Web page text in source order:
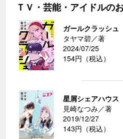
ＴＶ・芸能・アイドルの
ガールクラッシ
タヤマ碧／著
2024/07/25
154円（税込）
星屑シェアハウ
見崎なつみ／著
2019/12/27
143円（税込）